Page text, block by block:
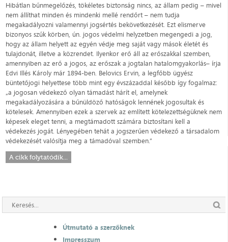
Hibátlan bűnmegelőzés, tökéletes biztonság nincs, az állam pedig – mivel
nem állíthat minden és mindenki mellé rendőrt – nem tudja
megakadályozni valamennyi jogsértés bekövetkezését. Ezt elismerve
bizonyos szűk körben, ún. jogos védelmi helyzetben megengedi a jog,
hogy az állam helyett az egyén védje meg saját vagy mások életét és
tulajdonát, illetve a közrendet. Ilyenkor erő áll az erőszakkal szemben,
amennyiben az erő a jogos, az erőszak a jogtalan hatalomgyakorlás– írja
Edvi Illés Károly már 1894-ben. Belovics Ervin, a legfőbb ügyész
büntetőjogi helyettese több mint egy évszázaddal később így fogalmaz:
„a jogosan védekező olyan támadást hárít el, amelynek
megakadályozására a bűnüldöző hatóságok lennének jogosultak és
kötelesek. Amennyiben ezek a szervek az említett kötelezettségüknek nem
képesek eleget tenni, a megtámadott számára biztosítani kell a
védekezés jogát. Lényegében tehát a jogszerűen védekező a társadalom
védekezését valósítja meg a támadóval szemben.”
A cikk folytatódik...
Útmutató a szerzőknek
Impresszum